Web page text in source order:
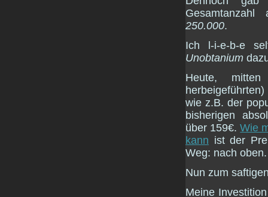
250.000.
Ich l-i-e-b-e
Unobtanium
Heute,
wie z.B. der
bisherigen
über 159€.Wie
kann ist der
Weg: nach oben.
Nun zum
Meine